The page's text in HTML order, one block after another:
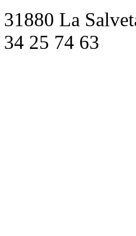
31880 La
34 25 74 63